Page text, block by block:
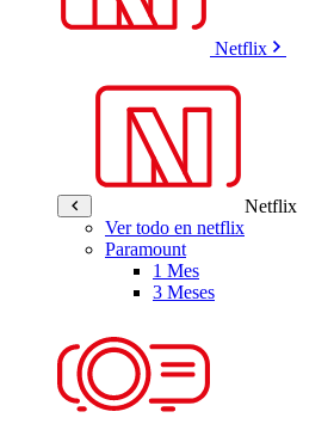
Netflix
Netflix
Ver todo en netflix
Paramount
1 Mes
3 Meses